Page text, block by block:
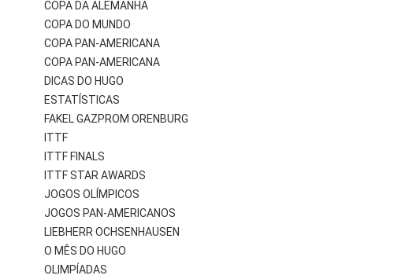
COPA DA ALEMANHA
COPA DO MUNDO
COPA PAN-AMERICANA
COPA PAN-AMERICANA
DICAS DO HUGO
ESTATÍSTICAS
FAKEL GAZPROM ORENBURG
ITTF
ITTF FINALS
ITTF STAR AWARDS
JOGOS OLÍMPICOS
JOGOS PAN-AMERICANOS
LIEBHERR OCHSENHAUSEN
O MÊS DO HUGO
OLIMPÍADAS